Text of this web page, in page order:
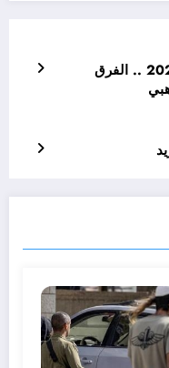
المربع الذهبي كأس أمم أوروبا 2024 .. الفرق